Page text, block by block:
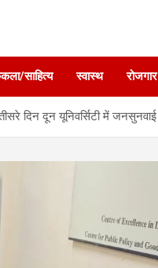
साहित्य स्वास्थ रोजगार
दिन दून यूनिवर्सिटी में जनसुनवाई